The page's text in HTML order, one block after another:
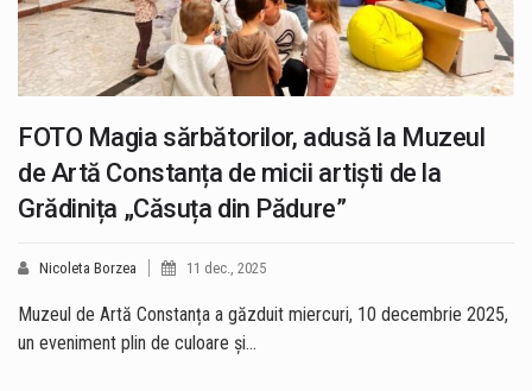
FOTO Magia sărbătorilor, adusă la Muzeul
de Artă Constanța de micii artiști de la
Grădinița „Căsuța din Pădure”
Nicoleta Borzea 11 dec., 2025
Muzeul de Artă Constanța a găzduit miercuri, 10 decembrie 2025,
un eveniment plin de culoare și…